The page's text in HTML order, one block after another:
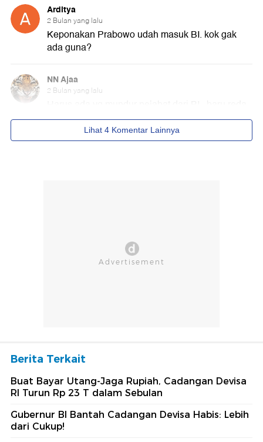
Berita Terkait
Buat Bayar Utang-Jaga Rupiah, Cadangan Devisa
RI Turun Rp 23 T dalam Sebulan
Gubernur BI Bantah Cadangan Devisa Habis: Lebih
dari Cukup!